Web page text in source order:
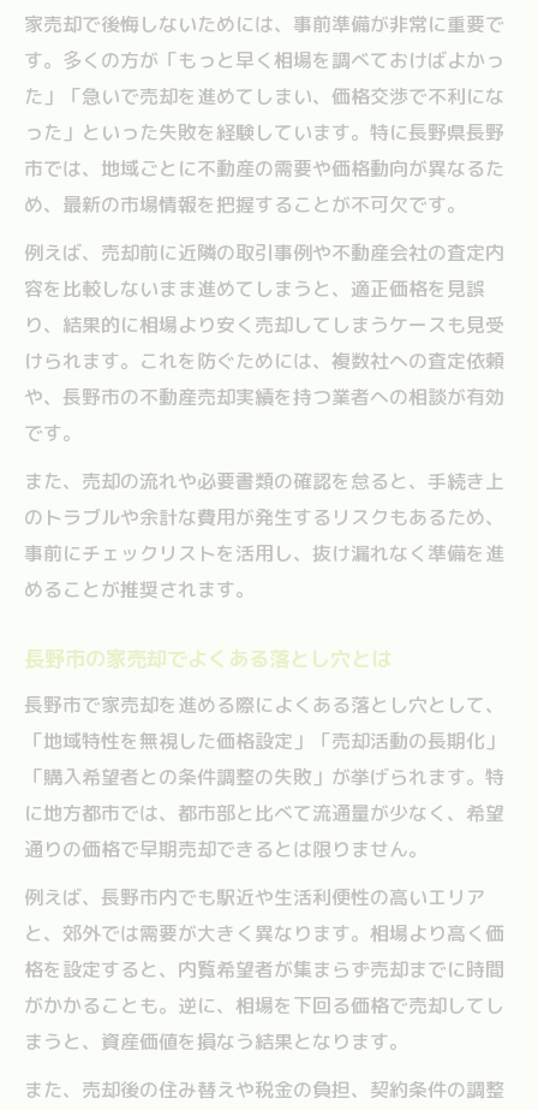
長野市で家売却を成功させる交渉術
家売却時のトラブル回避と対策方法
安心感ある家売却のための長野市ガイド
家売却で知っておきたい長野市の相場感
安心して家売却を進めるポイント解説
売却手続きで注意すべきチェックリスト
長野県長野市の家売却が失敗する理由とは
家売却でありがちな価格設定ミスとは
家売却での修繕・設備申告の落とし穴
長野市で多い契約トラブルの実例紹介
売却期間が伸びる家売却の要因を解説
地元情報を活かした家売却成功の秘訣
家売却の成約事例から学ぶ成功パターン
売却査定を比較して家売却で損しないコツ
家売却で大切な広告・集客戦略の実情
後悔しない家売却へ長野市で取るべき行動
家売却で後悔しないための手順整理法
信頼できる家売却担当者との接し方
家売却に必要な相場リサーチの方法
契約前後に確認すべき家売却の注意点
家売却後のトラブル防止策を徹底解説
家売却で後悔しないためには、事前準備が非常に重要で
す。多くの方が「もっと早く相場を調べておけばよかっ
た」「急いで売却を進めてしまい、価格交渉で不利にな
った」といった失敗を経験しています。特に長野県長野
市では、地域ごとに不動産の需要や価格動向が異なるた
め、最新の市場情報を把握することが不可欠です。
例えば、売却前に近隣の取引事例や不動産会社の査定内
容を比較しないまま進めてしまうと、適正価格を見誤
り、結果的に相場より安く売却してしまうケースも見受
けられます。これを防ぐためには、複数社への査定依頼
や、長野市の不動産売却実績を持つ業者への相談が有効
です。
また、売却の流れや必要書類の確認を怠ると、手続き上
のトラブルや余計な費用が発生するリスクもあるため、
事前にチェックリストを活用し、抜け漏れなく準備を進
めることが推奨されます。
長野市の家売却でよくある落とし穴とは
長野市で家売却を進める際によくある落とし穴として、
「地域特性を無視した価格設定」「売却活動の長期化」
「購入希望者との条件調整の失敗」が挙げられます。特
に地方都市では、都市部と比べて流通量が少なく、希望
通りの価格で早期売却できるとは限りません。
例えば、長野市内でも駅近や生活利便性の高いエリア
と、郊外では需要が大きく異なります。相場より高く価
格を設定すると、内覧希望者が集まらず売却までに時間
がかかることも。逆に、相場を下回る価格で売却してし
まうと、資産価値を損なう結果となります。
また、売却後の住み替えや税金の負担、契約条件の調整